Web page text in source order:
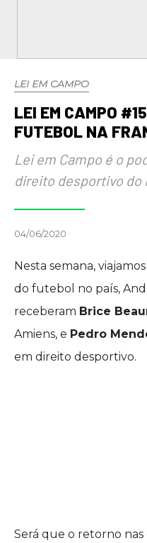
LEI EM CAMPO
LEI EM CAMPO
FUTEBOL NA
Lei em Campo é o
direito desportivo do
04/06/2020
Nesta semana,
do futebol no país,
receberam Brice
Amiens, e Pedro
em direito desportivo.
Será que o retorno